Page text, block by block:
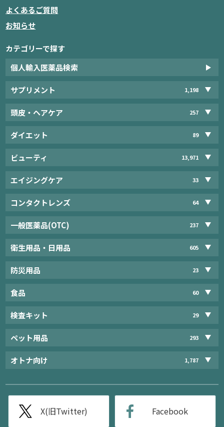
よくあるご質問
お知らせ
カテゴリーで探す
個人輸入医薬品検索
サプリメント 1,198
頭皮・ヘアケア 257
ダイエット 89
ビューティ 13,971
エイジングケア 33
コンタクトレンズ 64
一般医薬品(OTC) 237
衛生用品・日用品 605
防災用品 23
食品 60
検査キット 29
ペット用品 293
オトナ向け 1,787
X(旧Twitter) Facebook